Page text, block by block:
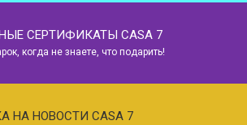
СЕРТИФИКАТЫ CASA 7
когда не знаете, что подарить!
НА НОВОСТИ CASA 7